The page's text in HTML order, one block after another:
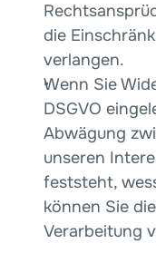
die
verlangen.
Wenn Sie
DSGVO
Abwägung
unseren
feststeht,
können Sie
Verarbeitung